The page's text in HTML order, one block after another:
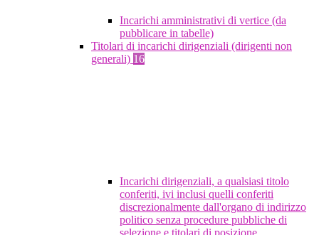
Incarichi amministrativi di vertice (da
pubblicare in tabelle)
Titolari di incarichi dirigenziali (dirigenti non
generali) 16
Incarichi dirigenziali, a qualsiasi titolo
conferiti, ivi inclusi quelli conferiti
discrezionalmente dall'organo di indirizzo
politico senza procedure pubbliche di